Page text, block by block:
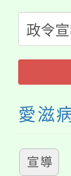
半
者。
份
大
份教
淨
會
115
程
愛滋
宣導